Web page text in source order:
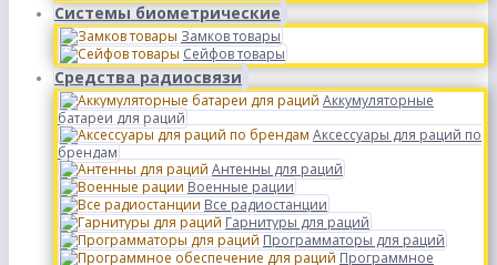
Системы биометрические
Замков товары
Сейфов товары
Средства радиосвязи
Аккумуляторные
батареи для раций
Аксессуары для раций по
брендам
Антенны для раций
Военные рации
Все радиостанции
Гарнитуры для раций
Программаторы для раций
Программное